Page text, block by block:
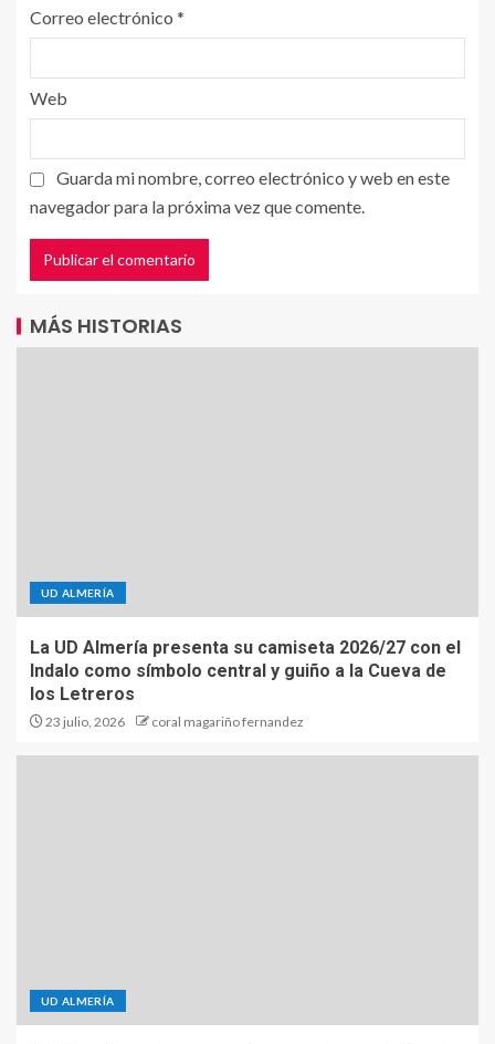
Correo electrónico *
Web
Guarda mi nombre, correo electrónico y web en este
navegador para la próxima vez que comente.
MÁS HISTORIAS
UD ALMERÍA
La UD Almería presenta su camiseta 2026/27 con el
Indalo como símbolo central y guiño a la Cueva de
los Letreros
23 julio, 2026 coral magariño fernandez
UD ALMERÍA